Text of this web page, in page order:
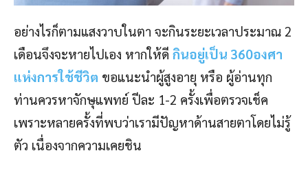
อย่างไรก็ตามแสงวาบในตา จะกินระยะเวลาประมาณ 2
เดือนจึงจะหายไปเอง หากให้ดี กินอยู่เป็น 360องศา
แห่งการใช้ชีวิต ขอแนะนำผู้สูงอายุ หรือ ผู้อ่านทุก
ท่านควรหาจักษุแพทย์ ปีละ 1-2 ครั้งเพื่อตรวจเช็ค
เพราะหลายครั้งที่พบว่าเรามีปัญหาด้านสายตาโดยไม่รู้
ตัว เนื่องจากความเคยชิน